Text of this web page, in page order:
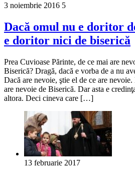
3 noiembrie 2016 5
Dacă omul nu e doritor
e doritor nici de biserică
Prea Cuvioase Părinte, de ce mai are
Biserică? Dragă, dacă e vorba de a nu
Dacă are nevoie, ştie el de ce are
are nevoie de Biserică. Dar asta e
altora. Deci cineva care […]
13 februarie 2017